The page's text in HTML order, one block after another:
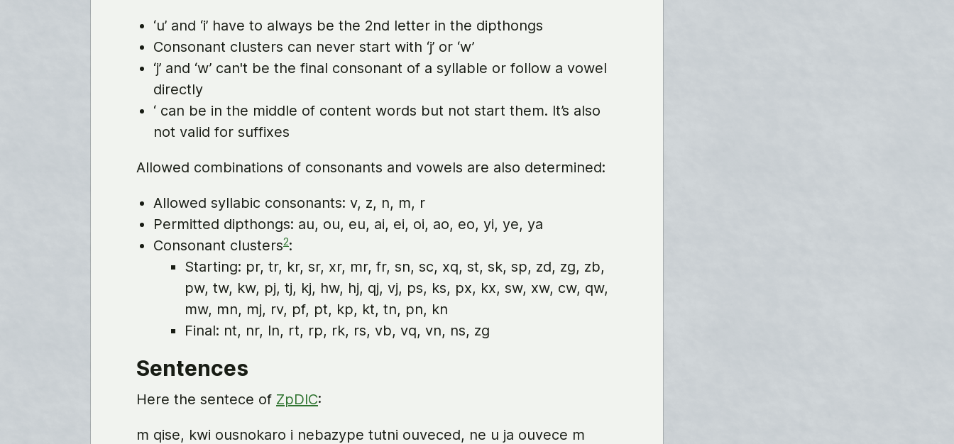
‘u’ and ‘i’ have to always be the 2nd letter in the dipthongs
Consonant clusters can never start with ‘j’ or ‘w’
‘j’ and ‘w’ can't be the final consonant of a syllable or follow a vowel
directly
‘ can be in the middle of content words but not start them. It’s also
not valid for suffixes
Allowed combinations of consonants and vowels are also determined:
Allowed syllabic consonants: v, z, n, m, r
Permitted dipthongs: au, ou, eu, ai, ei, oi, ao, eo, yi, ye, ya
Consonant clusters2:
Starting: pr, tr, kr, sr, xr, mr, fr, sn, sc, xq, st, sk, sp, zd, zg, zb,
pw, tw, kw, pj, tj, kj, hw, hj, qj, vj, ps, ks, px, kx, sw, xw, cw, qw,
mw, mn, mj, rv, pf, pt, kp, kt, tn, pn, kn
Final: nt, nr, ln, rt, rp, rk, rs, vb, vq, vn, ns, zg
Sentences
Here the sentece of ZpDIC:
m qise, kwi ousnokaro i nebazype tutni ouveced, ne u ja ouvece m